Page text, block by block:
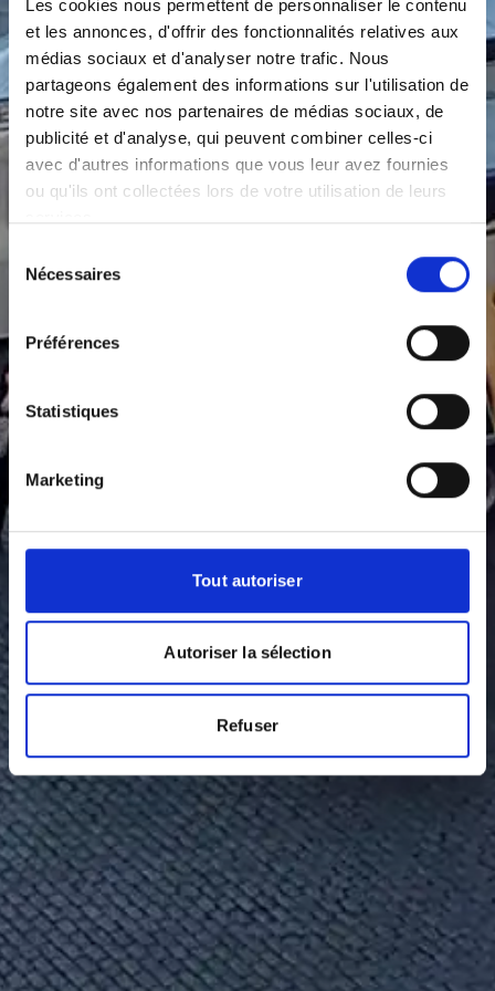
Les cookies nous permettent de personnaliser le contenu
et les annonces, d'offrir des fonctionnalités relatives aux
médias sociaux et d'analyser notre trafic. Nous
partageons également des informations sur l'utilisation de
notre site avec nos partenaires de médias sociaux, de
publicité et d'analyse, qui peuvent combiner celles-ci
avec d'autres informations que vous leur avez fournies
ou qu'ils ont collectées lors de votre utilisation de leurs
Nécessaires
Préférences
Statistiques
Marketing
Tout autoriser
Autoriser la sélection
Refuser